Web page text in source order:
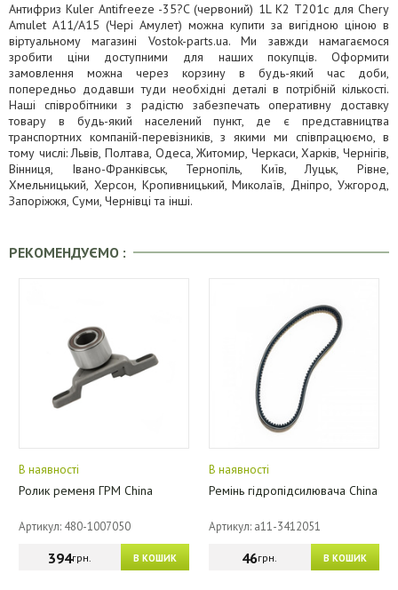
Антифриз Kuler Antifreeze -35?C (червоний) 1L K2 T201c для Chery
Amulet A11/A15 (Чері Амулет) можна купити за вигідною ціною в
віртуальному магазині Vostok-parts.ua. Ми завжди намагаємося
зробити ціни доступними для наших покупців. Оформити
замовлення можна через корзину в будь-який час доби,
попередньо додавши туди необхідні деталі в потрібній кількості.
Наші співробітники з радістю забезпечать оперативну доставку
товару в будь-який населений пункт, де є представництва
транспортних компаній-перевізників, з якими ми співпрацюємо, в
тому числі: Львів, Полтава, Одеса, Житомир, Черкаси, Харків, Чернігів,
Вінниця, Івано-Франківськ, Тернопіль, Київ, Луцьк, Рівне,
Хмельницький, Херсон, Кропивницький, Миколаїв, Дніпро, Ужгород,
Запоріжжя, Суми, Чернівці та інші.
РЕКОМЕНДУЄМО :
В наявності
Ролик ременя ГРМ China
Артикул: 480-1007050
В КОШИК
394грн.
В наявності
Ремінь гідропідсилювача China
Артикул: a11-3412051
В КОШИК
46грн.